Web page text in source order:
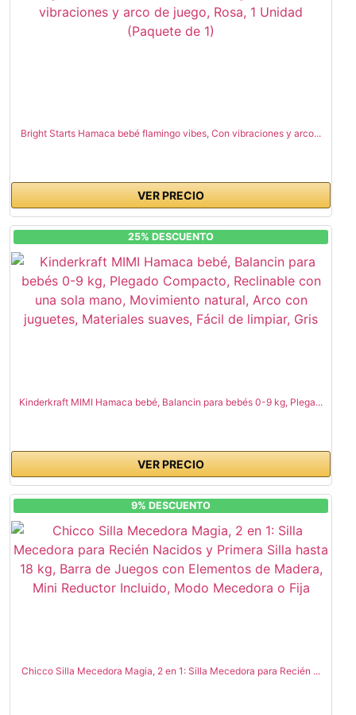
Bright Starts Hamaca bebé flamingo vibes, Con vibraciones y arco...
VER PRECIO
25% DESCUENTO
Kinderkraft MIMI Hamaca bebé, Balancin para bebés 0-9 kg, Plega...
VER PRECIO
9% DESCUENTO
Chicco Silla Mecedora Magia, 2 en 1: Silla Mecedora para Recién ...